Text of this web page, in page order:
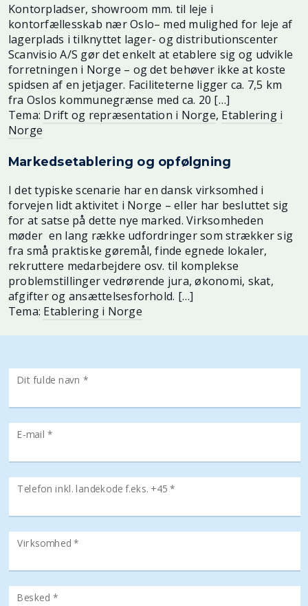
Kontorpladser, showroom mm. til leje i
kontorfællesskab nær Oslo– med mulighed for leje af
lagerplads i tilknyttet lager- og distributionscenter
Scanvisio A/S gør det enkelt at etablere sig og udvikle
forretningen i Norge – og det behøver ikke at koste
spidsen af en jetjager. Faciliteterne ligger ca. 7,5 km
fra Oslos kommunegrænse med ca. 20 […]
Tema: Drift og repræsentation i Norge, Etablering i
Norge
Markedsetablering og opfølgning
I det typiske scenarie har en dansk virksomhed i
forvejen lidt aktivitet i Norge – eller har besluttet sig
for at satse på dette nye marked. Virksomheden
møder en lang række udfordringer som strækker sig
fra små praktiske gøremål, finde egnede lokaler,
rekruttere medarbejdere osv. til komplekse
problemstillinger vedrørende jura, økonomi, skat,
afgifter og ansættelsesforhold. […]
Tema: Etablering i Norge
Dit fulde navn *
E-mail *
Telefon inkl. landekode f.eks. +45 *
Virksomhed *
Besked *